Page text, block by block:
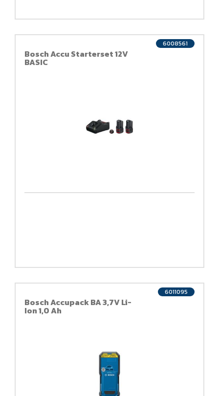
Bosch Accu Starterset 12V
BASIC
6008561
Bosch Accupack BA 3,7V Li-
Ion 1,0 Ah
6011095